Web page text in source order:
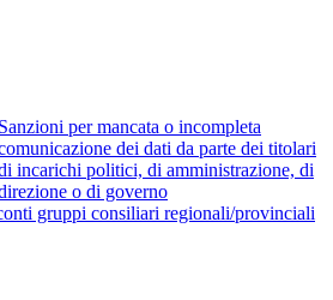
Sanzioni per mancata o incompleta
dei dati da parte dei titolari
incarichi politici, di amministrazione, di
o di governo
gruppi consiliari regionali/provinciali